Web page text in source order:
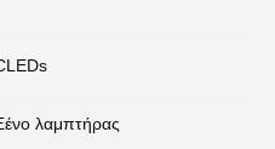
λαμπτήρας